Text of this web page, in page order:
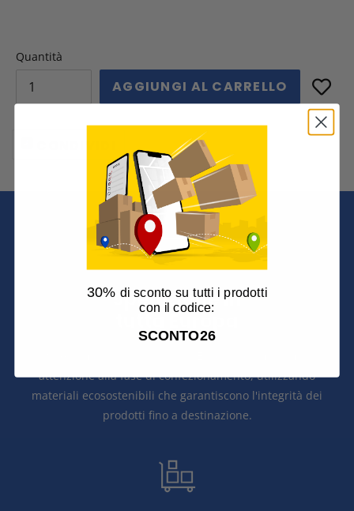
Quantità
AGGIUNGI AL CARRELLO
CONDIVIDI
SU
FACEBOOK
Spedizione in
tutta Europa
attenzione alla fase di confezionamento, utilizzando
materiali ecosostenibili che garantiscono l'integrità dei
prodotti fino a destinazione.
30% di sconto su tutti i prodotti
con il codice:
SCONTO26